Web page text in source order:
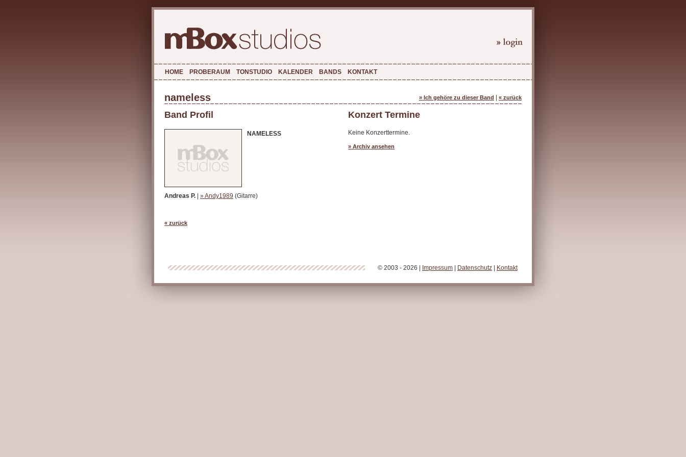
HOME PROBERAUM TONSTUDIO KALENDER BANDS KONTAKT
nameless » Ich gehöre zu dieser Band « zurück
Band Profil
NAMELESS
Andreas P. » Andy1989 (Gitarre)
« zurück
Konzert Termine
Keine Konzerttermine.
» Archiv ansehen
© 2003 - 2026 | Impressum Datenschutz Kontakt